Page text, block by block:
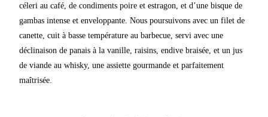
céleri au café, de condiments poire et estragon, et d’une bisque de
gambas intense et enveloppante. Nous poursuivons avec un filet de
canette, cuit à basse température au barbecue, servi avec une
déclinaison de panais à la vanille, raisins, endive braisée, et un jus
de viande au whisky, une assiette gourmande et parfaitement
maîtrisée.